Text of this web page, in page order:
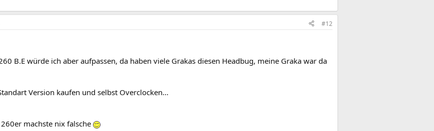
#12
B.E würde ich aber aufpassen, da haben viele Grakas diesen Headbug, meine Graka war da
Version kaufen und selbst Overclocken...
machste nix falsche